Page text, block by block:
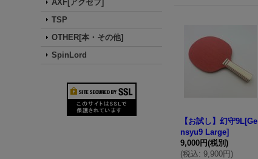
AXF[アクセフ]
TSP
OTHER[本・その他]
SpinLord
【お試し】幻守9L[Ge
nsyu9 Large]
9,000円(税別)
(税込: 9,900円)